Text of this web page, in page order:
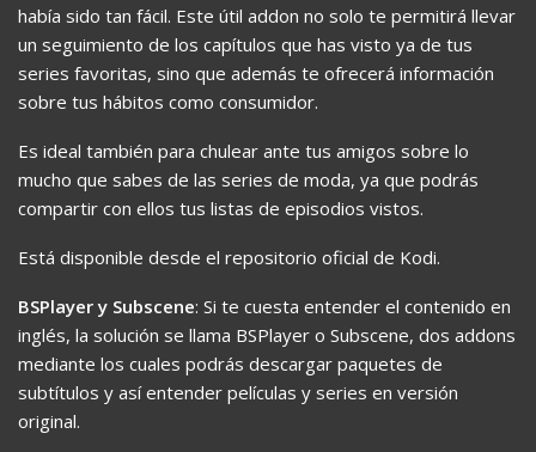
había sido tan fácil. Este útil addon no solo te permitirá llevar
un seguimiento de los capítulos que has visto ya de tus
series favoritas, sino que además te ofrecerá información
sobre tus hábitos como consumidor.
Es ideal también para chulear ante tus amigos sobre lo
mucho que sabes de las series de moda, ya que podrás
compartir con ellos tus listas de episodios vistos.
Está disponible desde el repositorio oficial de Kodi.
BSPlayer y Subscene: Si te cuesta entender el contenido en
inglés, la solución se llama BSPlayer o Subscene, dos addons
mediante los cuales podrás descargar paquetes de
subtítulos y así entender películas y series en versión
original.